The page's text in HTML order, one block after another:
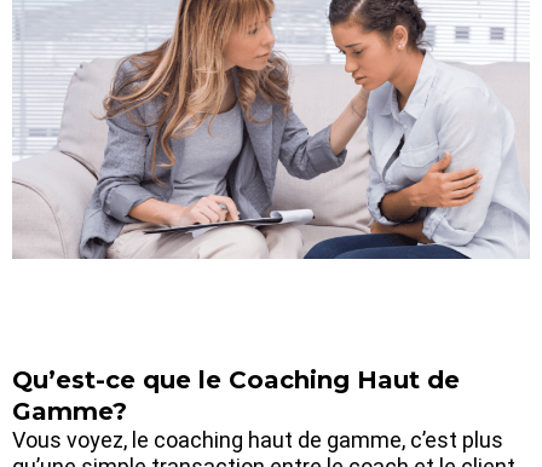
Qu’est-ce que le Coaching Haut de
Gamme?
Vous voyez, le coaching haut de gamme, c’est plus